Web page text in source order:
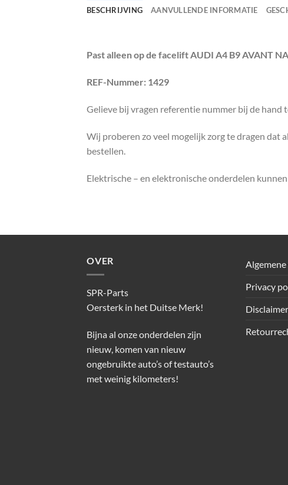
BESCHRIJVING AANVULLENDE INFORMATIE
Past alleen op de facelift AUDI A4 B9 AVANT
REF-Nummer: 1429
Gelieve bij vragen referentie nummer bij de hand
Wij proberen zo veel mogelijk zorg te dragen dat
bestellen.
Elektrische – en elektronische onderdelen
OVER
SPR-Parts
Oersterk in het Duitse Merk!
Bijna al onze onderdelen zijn
nieuw, komen van nieuw
ongebruikte auto’s of testauto’s
met weinig kilometers!
Privacy
Disclaimer